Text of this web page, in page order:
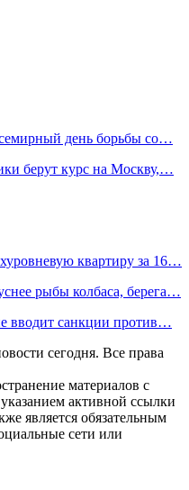
день борьбы со…
берут курс на Москву,…
квартиру за 16…
рыбы колбаса, берега…
вводит санкции против…
сегодня. Все права
материалов с
активной ссылки
является обязательным
сети или